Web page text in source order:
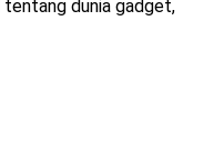
dunia gadget,